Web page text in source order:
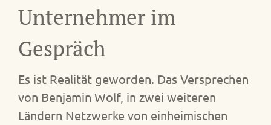
Unternehmer im
Gespräch
Es ist Realität geworden. Das Versprechen
von Benjamin Wolf, in zwei weiteren
Ländern Netzwerke von einheimischen